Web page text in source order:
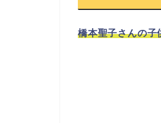
橋本聖子さんの子